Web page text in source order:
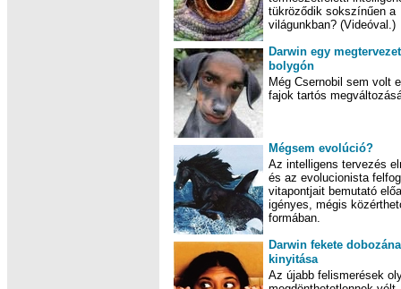
tükröződik sokszínűen a
világunkban? (Videóval.)
Darwin egy
bolygón
Még Csernobil sem volt
fajok tartós
Mégsem evolúció?
Az intelligens tervezés
és az evolucionista
vitapontjait bemutató
igényes, mégis
formában.
Darwin fekete
kinyitása
Az újabb felismerések